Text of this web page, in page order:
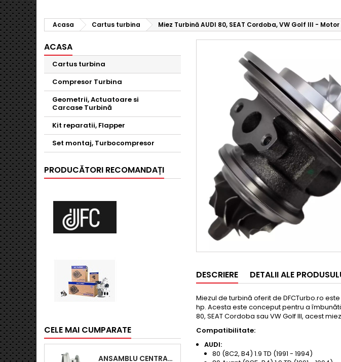
Acasa Cartus turbina Miez Turbină AUDI 80, SEAT Cordoba, VW Golf III - Motor
ACASA
Cartus turbina
Compresor Turbina
Geometrii, Actuatoare si
Carcase Turbină
Kit reparatii, Flapper
Set montaj, Turbocompresor
PRODUCĂTORI RECOMANDAȚI
CELE MAI CUMPARATE
ANSAMBLU CENTRAL TURBINĂ PENTRU BMW SERIA 3, SERIA 5 ȘI X3 - PERFORMANȚĂ ȘI FIABILITATE
DESCRIERE DETALII ALE
Miezul de turbină oferit de DFCTurbo.ro
hp. Acesta este conceput pentru a
80, SEAT Cordoba sau VW Golf III, acest
Compatibilitate:
AUDI:
80 (8C2, B4) 1.9 TD (1991 - 1994)